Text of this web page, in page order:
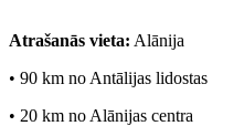
Atrašanās vieta: Alānija
• 90 km no Antālijas lidostas
• 20 km no Alānijas centra